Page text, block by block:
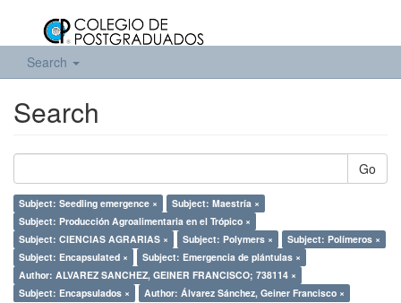
Search
Search
Go
Subject: Seedling emergence ×
Subject: Maestría ×
Subject: Producción Agroalimentaria en el Trópico ×
Subject: CIENCIAS AGRARIAS ×
Subject: Polymers ×
Subject: Polímeros ×
Subject: Encapsulated ×
Subject: Emergencia de plántulas ×
Author: ALVAREZ SANCHEZ, GEINER FRANCISCO; 738114 ×
Subject: Encapsulados ×
Author: Álvarez Sánchez, Geiner Francisco ×